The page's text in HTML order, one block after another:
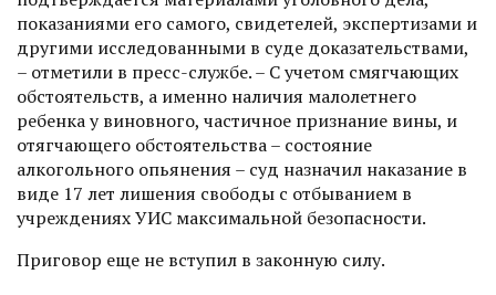
показаниями его самого, свидетелей, экспертизами и
другими исследованными в суде доказательствами,
– отметили в пресс-службе. – С учетом смягчающих
обстоятельств, а именно наличия малолетнего
ребенка у виновного, частичное признание вины, и
отягчающего обстоятельства – состояние
алкогольного опьянения – суд назначил наказание в
виде 17 лет лишения свободы с отбыванием в
учреждениях УИС максимальной безопасности.
Приговор еще не вступил в законную силу.